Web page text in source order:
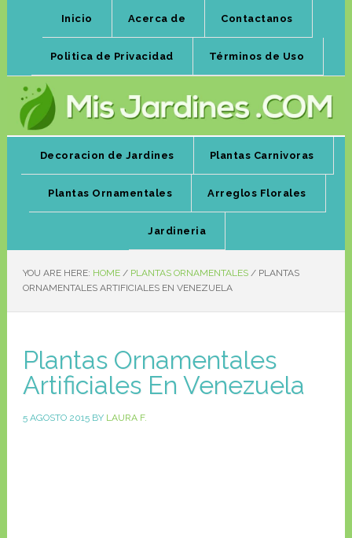
Inicio Acerca de Contactanos
Politica de Privacidad Términos de Uso
Decoracion de Jardines Plantas Carnivoras
Plantas Ornamentales Arreglos Florales
Jardineria
YOU ARE HERE: HOME / PLANTAS ORNAMENTALES /PLANTAS
ORNAMENTALES ARTIFICIALES EN VENEZUELA
Plantas Ornamentales
Artificiales En Venezuela
5 AGOSTO 2015BY LAURA F.